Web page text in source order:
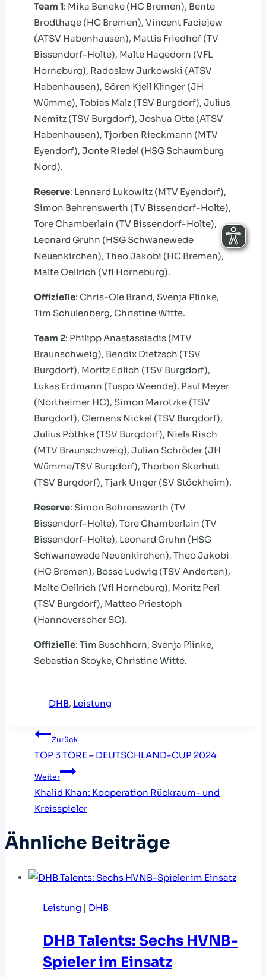
Team 1: Mika Beneke (HC Bremen), Bente
Brodthage (HC Bremen), Vincent Faciejew
(ATSV Habenhausen), Mattis Friedhof (TV
Bissendorf-Holte), Malte Hagedorn (VFL
Horneburg), Radoslaw Jurkowski (ATSV
Habenhausen), Sören Kjell Klinger (JH
Wümme), Tobias Malz (TSV Burgdorf), Julius
Nemitz (TSV Burgdorf), Joshua Otte (ATSV
Habenhausen), Tjorben Rieckmann (MTV
Eyendorf), Jonte Riedel (HSG Schaumburg
Nord).
Reserve: Lennard Lukowitz (MTV Eyendorf),
Simon Behrenswerth (TV Bissendorf-Holte),
Tore Chamberlain (TV Bissendorf-Holte),
Leonard Gruhn (HSG Schwanewede
Neuenkirchen), Theo Jakobi (HC Bremen),
Malte Oellrich (Vfl Horneburg).
Offizielle: Chris-Ole Brand, Svenja Plinke,
Tim Schulenberg, Christine Witte.
Team 2: Philipp Anastassiadis (MTV
Braunschweig), Bendix Dietzsch (TSV
Burgdorf), Moritz Edlich (TSV Burgdorf),
Lukas Erdmann (Tuspo Weende), Paul Meyer
(Northeimer HC), Simon Marotzke (TSV
Burgdorf), Clemens Nickel (TSV Burgdorf),
Julius Pöthke (TSV Burgdorf), Niels Risch
(MTV Braunschweig), Julian Schröder (JH
Wümme/TSV Burgdorf), Thorben Skerhutt
(TSV Burgdorf), Tjark Unger (SV Stöckheim).
Reserve: Simon Behrenswerth (TV
Bissendorf-Holte), Tore Chamberlain (TV
Bissendorf-Holte), Leonard Gruhn (HSG
Schwanewede Neuenkirchen), Theo Jakobi
(HC Bremen), Bosse Ludwig (TSV Anderten),
Malte Oellrich (Vfl Horneburg), Moritz Perl
(TSV Burgdorf), Matteo Priestoph
(Hannoverscher SC).
Offizielle: Tim Buschhorn, Svenja Plinke,
Sebastian Stoyke, Christine Witte.
DHB, Leistung
Beitragsnavigation
Zurück
TOP 3 TORE – DEUTSCHLAND-CUP 2024
Weiter
Khalid Khan: Kooperation Rückraum- und
Kreisspieler
Ähnliche Beiträge
Leistung | DHB
DHB Talents: Sechs HVNB-
Spieler im Einsatz